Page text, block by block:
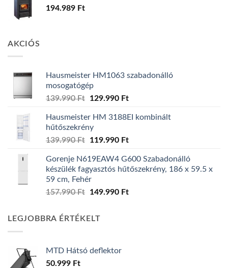
194.989 Ft
AKCIÓS
Hausmeister HM1063 szabadonálló
mosogatógép
139.990Ft
Original
was:
139.990 Ft.
129.990 FtCurrent
is:
Hausmeister HM 3188EI kombinált
hűtőszekrény
139.990Ft
Original
was:
139.990 Ft.
119.990 FtCurrent
is:
119.990 Ft.
Gorenje N619EAW4 G600 Szabadonálló
készülék fagyasztós hűtőszekrény, 186 x 59.5 x
59 cm, Fehér
157.990Ft
Original
157.990 Ft.
149.990 FtCurrent
LEGJOBBRA ÉRTÉKELT
MTD Hátsó deflektor
50.999 Ft